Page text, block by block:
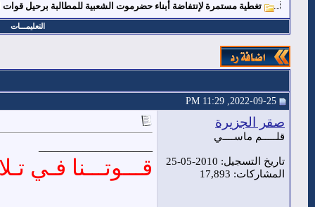
تغطية مستمرة لإنتفاضة أبناء حضرموت الشعبية للمطالبة برحيل قوات
التعليمـــات
صقر الجزيرة
قلـــــم ماســــي
تاريخ التسجيل: 2010-05-25
المشاركات: 17,893
قـــوتـــنا فـي